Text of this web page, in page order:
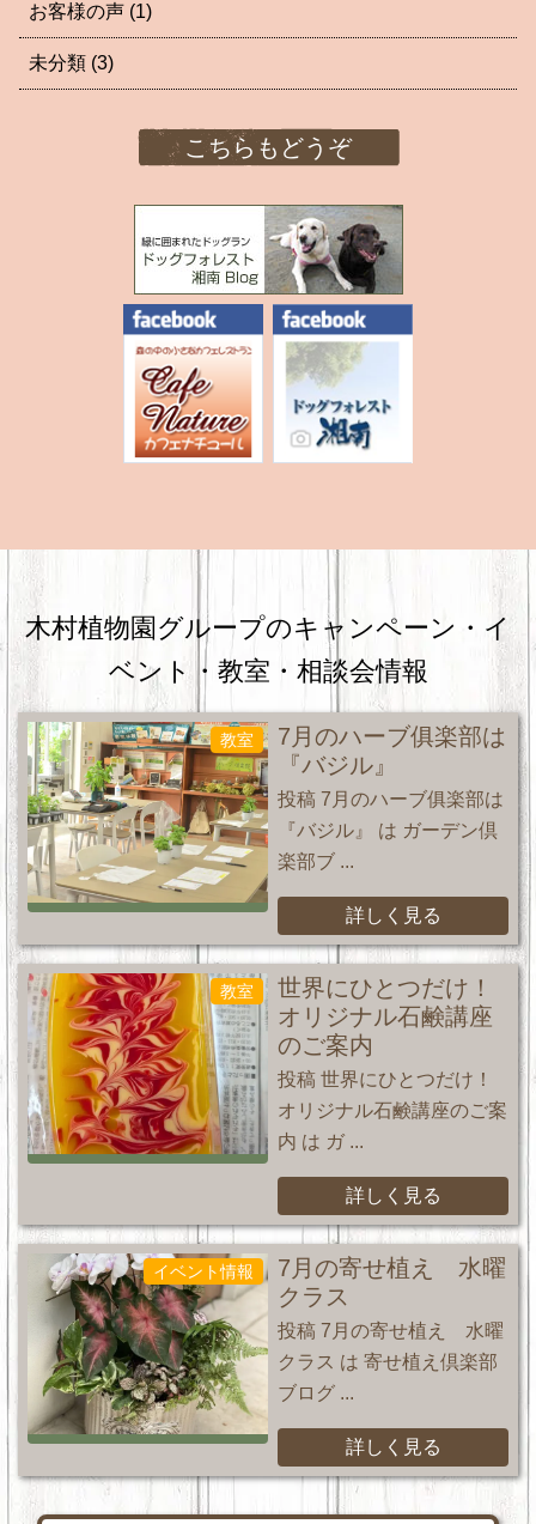
お客様の声 (1)
未分類 (3)
こちらもどうぞ
木村植物園グループのキャンペーン・ イ
ベント・教室・相談会情報
教室
7月のハーブ俱楽部は
『バジル』
投稿 7月のハーブ俱楽部は
『バジル』 は ガーデン倶
楽部ブ ...
詳しく見る
教室
世界にひとつだけ！
オリジナル石鹸講座
のご案内
投稿 世界にひとつだけ！
オリジナル石鹸講座のご案
内 は ガ ...
詳しく見る
イベント情報
7月の寄せ植え 水曜
クラス
投稿 7月の寄せ植え 水曜
クラス は 寄せ植え倶楽部
ブログ ...
詳しく見る